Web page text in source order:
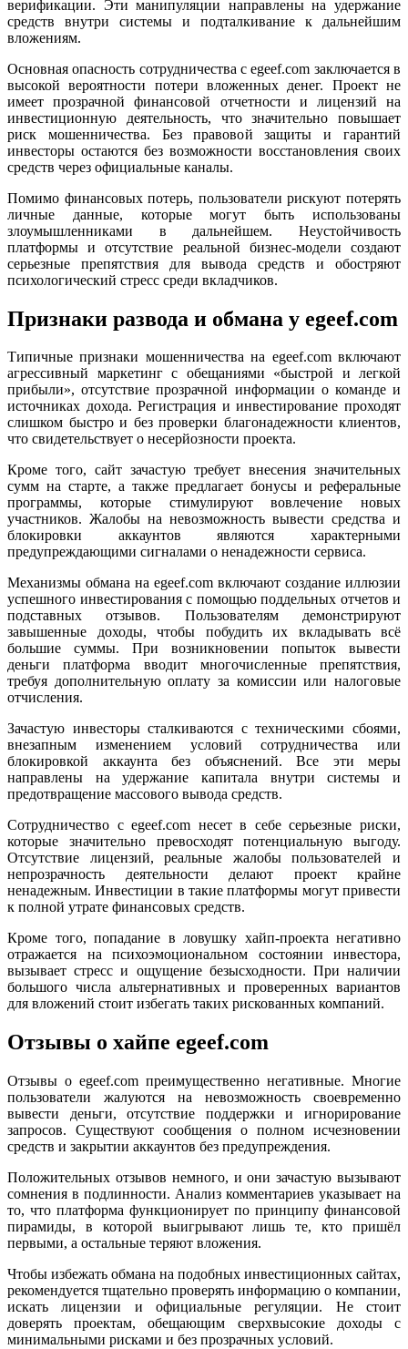
верификации. Эти манипуляции направлены на удержание
средств внутри системы и подталкивание к дальнейшим
вложениям.
Основная опасность сотрудничества с egeef.com заключается в
высокой вероятности потери вложенных денег. Проект не
имеет прозрачной финансовой отчетности и лицензий на
инвестиционную деятельность, что значительно повышает
риск мошенничества. Без правовой защиты и гарантий
инвесторы остаются без возможности восстановления своих
средств через официальные каналы.
Помимо финансовых потерь, пользователи рискуют потерять
личные данные, которые могут быть использованы
злоумышленниками в дальнейшем. Неустойчивость
платформы и отсутствие реальной бизнес-модели создают
серьезные препятствия для вывода средств и обостряют
психологический стресс среди вкладчиков.
Признаки развода и обмана у egeef.com
Типичные признаки мошенничества на egeef.com включают
агрессивный маркетинг с обещаниями «быстрой и легкой
прибыли», отсутствие прозрачной информации о команде и
источниках дохода. Регистрация и инвестирование проходят
слишком быстро и без проверки благонадежности клиентов,
что свидетельствует о несерйозности проекта.
Кроме того, сайт зачастую требует внесения значительных
сумм на старте, а также предлагает бонусы и реферальные
программы, которые стимулируют вовлечение новых
участников. Жалобы на невозможность вывести средства и
блокировки аккаунтов являются характерными
предупреждающими сигналами о ненадежности сервиса.
Механизмы обмана на egeef.com включают создание иллюзии
успешного инвестирования с помощью поддельных отчетов и
подставных отзывов. Пользователям демонстрируют
завышенные доходы, чтобы побудить их вкладывать всё
большие суммы. При возникновении попыток вывести
деньги платформа вводит многочисленные препятствия,
требуя дополнительную оплату за комиссии или налоговые
отчисления.
Зачастую инвесторы сталкиваются с техническими сбоями,
внезапным изменением условий сотрудничества или
блокировкой аккаунта без объяснений. Все эти меры
направлены на удержание капитала внутри системы и
предотвращение массового вывода средств.
Сотрудничество с egeef.com несет в себе серьезные риски,
которые значительно превосходят потенциальную выгоду.
Отсутствие лицензий, реальные жалобы пользователей и
непрозрачность деятельности делают проект крайне
ненадежным. Инвестиции в такие платформы могут привести
к полной утрате финансовых средств.
Кроме того, попадание в ловушку хайп-проекта негативно
отражается на психоэмоциональном состоянии инвестора,
вызывает стресс и ощущение безысходности. При наличии
большого числа альтернативных и проверенных вариантов
для вложений стоит избегать таких рискованных компаний.
Отзывы о хайпе egeef.com
Отзывы о egeef.com преимущественно негативные. Многие
пользователи жалуются на невозможность своевременно
вывести деньги, отсутствие поддержки и игнорирование
запросов. Существуют сообщения о полном исчезновении
средств и закрытии аккаунтов без предупреждения.
Положительных отзывов немного, и они зачастую вызывают
сомнения в подлинности. Анализ комментариев указывает на
то, что платформа функционирует по принципу финансовой
пирамиды, в которой выигрывают лишь те, кто пришёл
первыми, а остальные теряют вложения.
Чтобы избежать обмана на подобных инвестиционных сайтах,
рекомендуется тщательно проверять информацию о компании,
искать лицензии и официальные регуляции. Не стоит
доверять проектам, обещающим сверхвысокие доходы с
минимальными рисками и без прозрачных условий.